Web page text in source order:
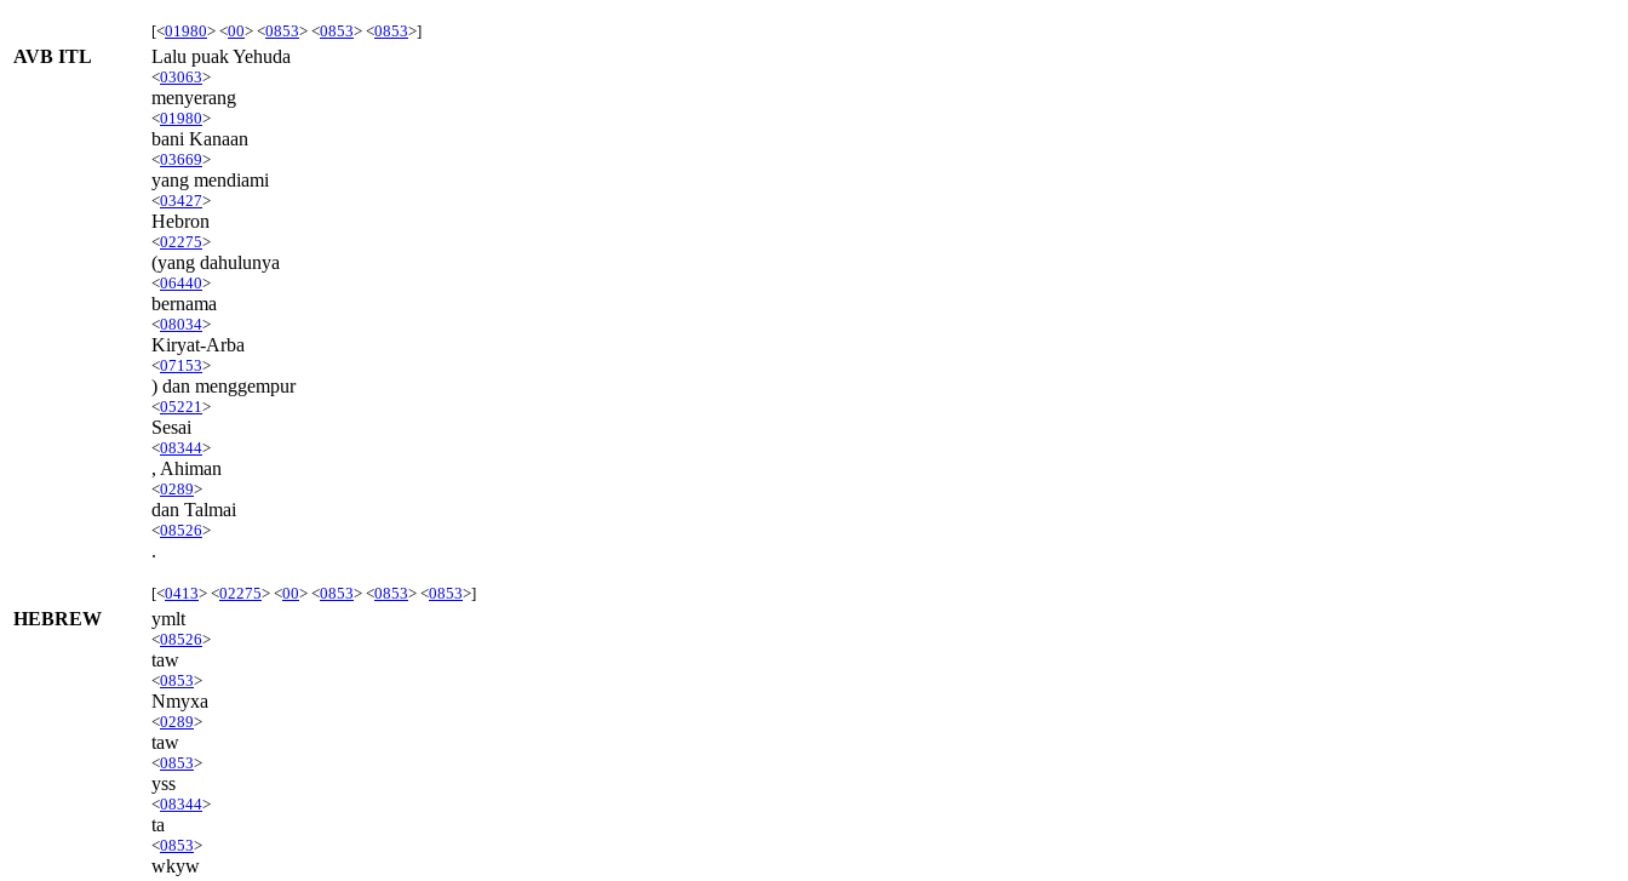
[<01980> <00> <0853> <0853> <0853>]
AVB ITL Lalu puak Yehuda
<03063>
menyerang
<01980>
bani Kanaan
<03669>
yang mendiami
<03427>
Hebron
<02275>
(yang dahulunya
<06440>
bernama
<08034>
Kiryat-Arba
<07153>
) dan menggempur
<05221 >
Sesai
<08344>
, Ahiman
<0289>
dan Talmai
<08526>
.
[<0413> <02275> <00> <0853> <0853> <0853>]
HEBREW ymlt
<08526>
taw
<0853>
Nmyxa
<0289>
taw
<0853>
yss
<08344>
ta
<0853>
wkyw